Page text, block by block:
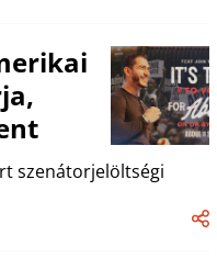
szenátorjelöltségi